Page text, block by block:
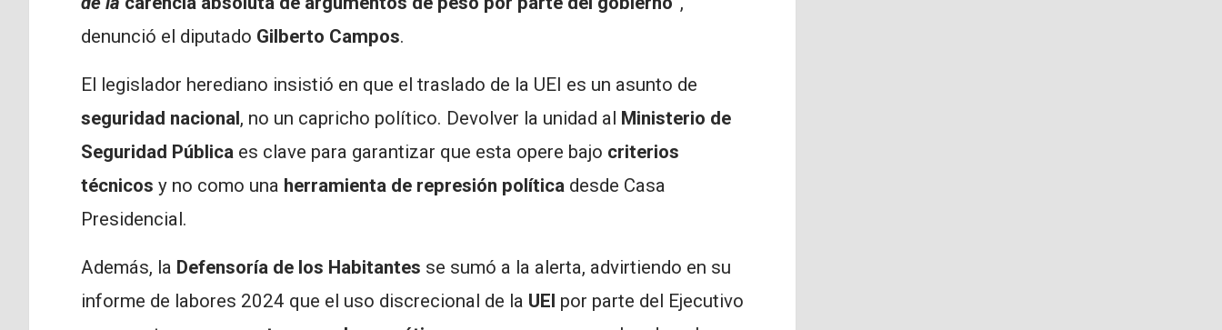
denunció el diputado Gilberto Campos.
El legislador herediano insistió en que el traslado de la UEI es un asunto de
seguridad nacional, no un capricho político. Devolver la unidad al Ministerio de
Seguridad Públicaes clave para garantizar que esta opere bajo criterios
técnicos y no como una herramienta de represión políticadesde Casa
Presidencial.
Además, la Defensoría de los Habitantes se sumó a la alerta, advirtiendo en su
informe de labores 2024 que el uso discrecional de la UEI por parte del Ejecutivo